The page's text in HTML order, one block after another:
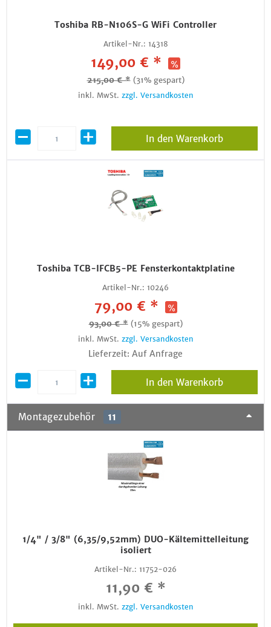
Toshiba RB-N106S-G WiFi Controller
Artikel-Nr.: 14318
149,00 € *
215,00 € * (31% gespart)
inkl. MwSt. zzgl. Versandkosten
In den Warenkorb
Toshiba TCB-IFCB5-PE Fensterkontaktplatine
Artikel-Nr.: 10246
79,00 € *
93,00 € * (15% gespart)
inkl. MwSt. zzgl. Versandkosten
Lieferzeit: Auf Anfrage
In den Warenkorb
Montagezubehör 11
1/4" / 3/8" (6,35/9,52mm) DUO-Kältemittelleitung
isoliert
Artikel-Nr.: 11752-026
11,90 € *
inkl. MwSt. zzgl. Versandkosten